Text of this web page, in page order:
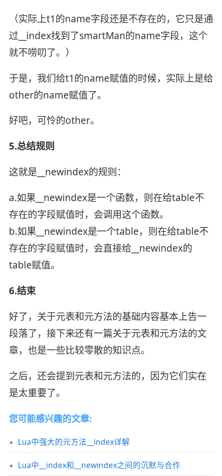
（实际上t1的name字段还是不存在的，它只是通
过__index找到了smartMan的name字段，这个
就不唠叨了。）
于是，我们给t1的name赋值的时候，实际上是给
other的name赋值了。
好吧，可怜的other。
5.总结规则
这就是__newindex的规则：
a.如果__newindex是一个函数，则在给table不
存在的字段赋值时，会调用这个函数。
b.如果__newindex是一个table，则在给table不
存在的字段赋值时，会直接给__newindex的
table赋值。
6.结束
好了，关于元表和元方法的基础内容基本上告一
段落了，接下来还有一篇关于元表和元方法的文
章，也是一些比较零散的知识点。
之后，还会提到元表和元方法的，因为它们实在
是太重要了。
您可能感兴趣的文章:
Lua中强大的元方法__index详解
Lua中__index和__newindex之间的沉默与合作